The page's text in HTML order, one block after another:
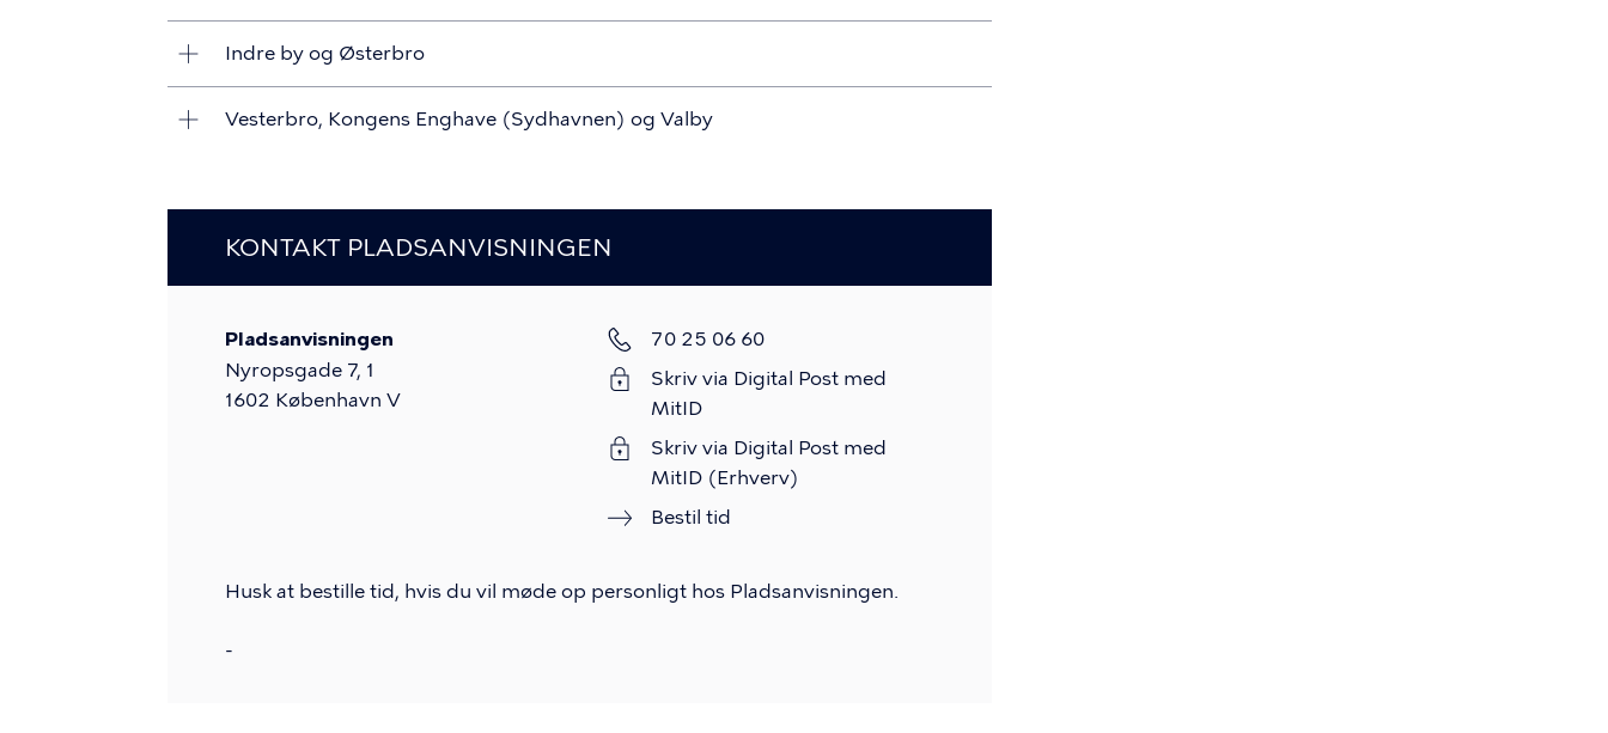
Indre by og Østerbro
Vesterbro, Kongens Enghave (Sydhavnen) og Valby
KONTAKT PLADSANVISNINGEN
Pladsanvisningen
Nyropsgade 7, 1
1602 København V
Telefon
70 25 06 60
Skriv via Digital Post med
MitID
Skriv via Digital Post med
MitID (Erhverv)
Bestil tid
Husk at bestille tid, hvis du vil møde op personligt hos Pladsanvisningen.
-